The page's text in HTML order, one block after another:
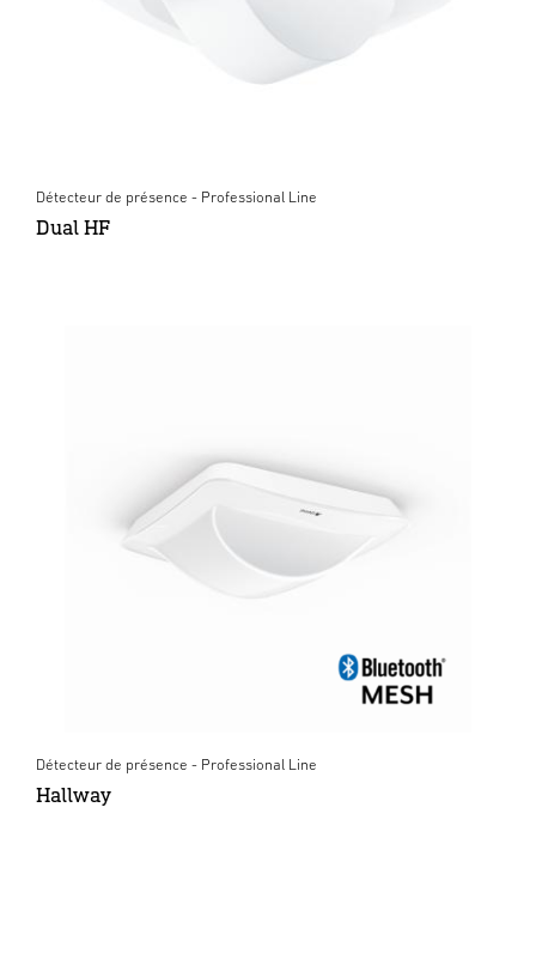
Détecteur de présence - Professional Line
Dual HF
Détecteur de présence - Professional Line
Hallway